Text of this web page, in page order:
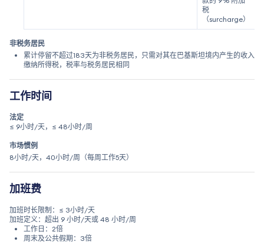
税
（surcharge）
非税务居民
累计停留不超过183天为非税务居民，只需对其在巴基斯坦境内产生的收入
缴纳所得税，税率与税务居民相同
工作时间
法定
≤ 9小时/天，≤ 48小时/周
市场惯例
8小时/天，40小时/周（每周工作5天）
加班费
加班时长限制：≤ 3小时/天
加班定义：超出 9 小时/天或 48 小时/周
工作日：2倍
周末及公共假期：3倍